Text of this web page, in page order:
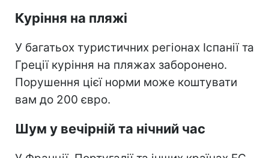
Куріння на пляжі
У багатьох туристичних регіонах Іспанії та
Греції куріння на пляжах заборонено.
Порушення цієї норми може коштувати
вам до 200 євро.
Шум у вечірній та нічний час